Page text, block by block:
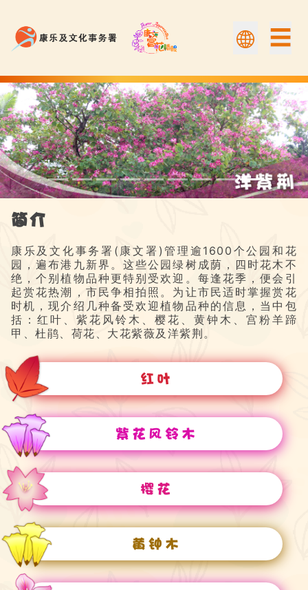
☰
洋紫荆 | Flower Appreciation 康文賞花情報
简介
康乐及文化事务署(康文署)管理逾1600个公园和花
园，遍布港九新界。这些公园绿树成荫，四时花木不
绝，个别植物品种更特别受欢迎。每逢花季，便会引
起赏花热潮，市民争相拍照。为让市民适时掌握赏花
时机，现介绍几种备受欢迎植物品种的信息，当中包
括：红叶、紫花风铃木、樱花、黄钟木、宫粉羊蹄
甲、杜鹃、荷花、大花紫薇及洋紫荆。
红叶
紫花风铃木
樱花
黄钟木